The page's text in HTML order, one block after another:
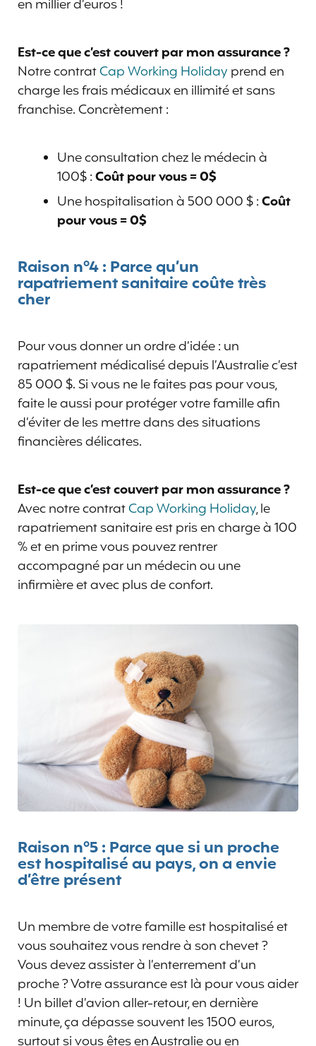
en millier d’euros !
Est-ce que c’est couvert par mon assurance ?
Notre contratCap Working Holiday prend en
charge les frais médicaux en illimité et sans
franchise. Concrètement :
Une consultation chez le médecin à
100$ :Coût pour vous = 0$
Une hospitalisation à 500 000 $ :Coût
pour vous = 0$
Raison n°4 : Parce qu’un
rapatriement sanitairecoûte très
cher
Pour vous donner un ordre d’idée : un
rapatriement médicalisé depuis l’Australie c’est
85 000 $. Si vous ne le faites pas pour vous,
faite le aussi pour protéger votre famille afin
d’éviter de les mettre dans des situations
financières délicates.
Est-ce que c’est couvert par mon assurance ?
Avec notre contratCap Working Holiday, le
rapatriement sanitaire est pris en charge à 100
% et en prime vous pouvez rentrer
accompagné par un médecin ou une
infirmière et avec plus de confort.
Raison n°5 : Parce que si un proche
est hospitalisé au pays, on a envie
d’être présent
Un membre de votre famille est hospitalisé et
vous souhaitez vous rendre à son chevet ?
Vous devez assister à l’enterrement d’un
proche ? Votre assurance est là pour vous aider
! Un billet d’avion aller-retour, en dernière
minute, ça dépasse souvent les 1500 euros,
surtout si vous êtes en Australie ou en